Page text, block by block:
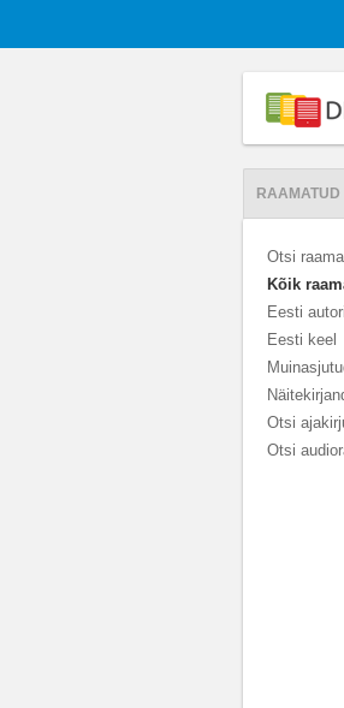
RAAMATUD
Otsi
Kõik
Eesti
Eesti keel
Otsi
Otsi